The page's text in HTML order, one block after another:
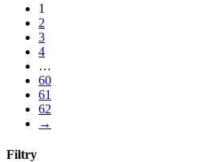
1
2
3
4
…
60
61
62
→
Filtry